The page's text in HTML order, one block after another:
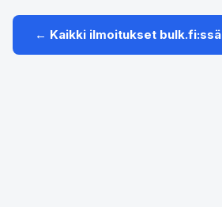
← Kaikki ilmoitukset bulk.fi:ssä